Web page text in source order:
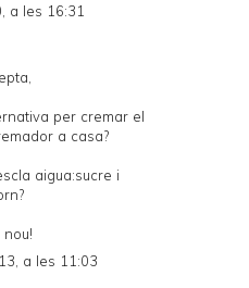
a les 16:31
per cremar el
a casa?
aigua:sucre i
a les 11:03